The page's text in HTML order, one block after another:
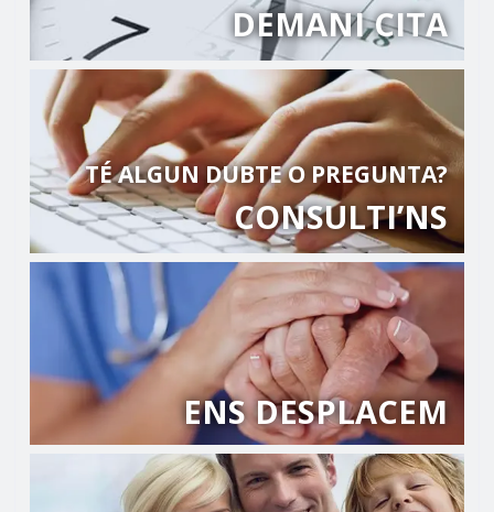
DEMANI CITA
TÉ ALGUN DUBTE O PREGUNTA?
CONSULTI’NS
ENS DESPLACEM